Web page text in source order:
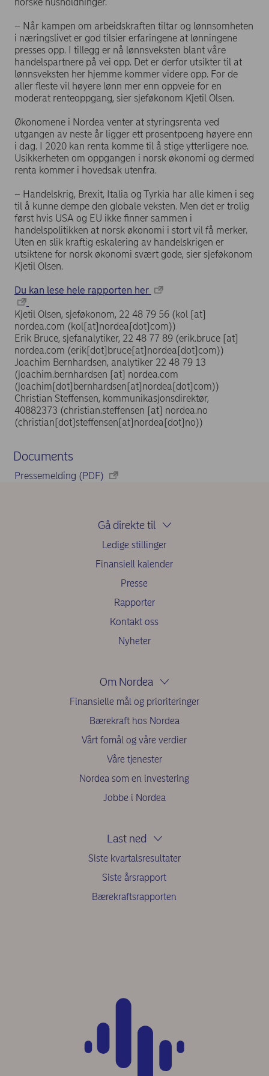
– Når kampen om arbeidskraften tiltar og lønnsomheten
i næringslivet er god tilsier erfaringene at lønningene
presses opp. I tillegg er nå lønnsveksten blant våre
handelspartnere på vei opp. Det er derfor utsikter til at
lønnsveksten her hjemme kommer videre opp. For de
aller fleste vil høyere lønn mer enn oppveie for en
moderat renteoppgang, sier sjeføkonom Kjetil Olsen.
Økonomene i Nordea venter at styringsrenta ved
utgangen av neste år ligger ett prosentpoeng høyere enn
i dag. I 2020 kan renta komme til å stige ytterligere noe.
Usikkerheten om oppgangen i norsk økonomi og dermed
renta kommer i hovedsak utenfra.
– Handelskrig, Brexit, Italia og Tyrkia har alle kimen i seg
til å kunne dempe den globale veksten. Men det er trolig
først hvis USA og EU ikke finner sammen i
handelspolitikken at norsk økonomi i stort vil få merker.
Uten en slik kraftig eskalering av handelskrigen er
utsiktene for norsk økonomi svært gode, sier sjeføkonom
Kjetil Olsen.
Du kan lese hele rapporten her
Kjetil Olsen, sjeføkonom, 22 48 79 56 (kol [at]
nordea.com (kol[at]nordea[dot]com))
Erik Bruce, sjefanalytiker, 22 48 77 89 (erik.bruce [at]
nordea.com (erik[dot]bruce[at]nordea[dot]com))
Joachim Bernhardsen, analytiker 22 48 79 13
(joachim.bernhardsen [at] nordea.com
(joachim[dot]bernhardsen[at]nordea[dot]com))
Christian Steffensen, kommunikasjonsdirektør,
40882373 (christian.steffensen [at] nordea.no
(christian[dot]steffensen[at]nordea[dot]no))
Documents
Pressemelding (PDF)
Gå direkte til
Ledige stillinger
Finansiell kalender
Presse
Rapporter
Kontakt oss
Nyheter
Om Nordea
Finansielle mål og prioriteringer
Bærekraft hos Nordea
Vårt fomål og våre verdier
Våre tjenester
Nordea som en investering
Jobbe i Nordea
Last ned
Siste kvartalsresultater
Siste årsrapport
Bærekraftsrapporten